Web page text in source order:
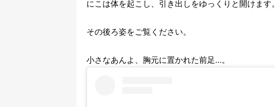
にこは体を起こし、引き出しをゆっくりと開けます。
その後ろ姿をご覧ください。
小さなあんよ、胸元に置かれた前足…。